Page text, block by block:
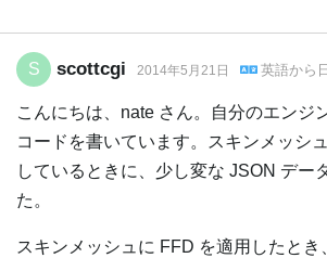
S scottcgi 2014年5月21日 英語から
こんにちは、nate さん。自分のエンジ
コードを書いています。スキンメッシ
しているときに、少し変な JSON デー
た。
スキンメッシュに FFD を適用したと